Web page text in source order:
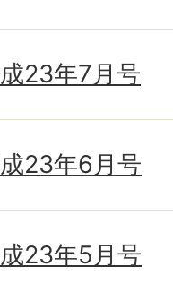
23年7月号
23年6月号
23年5月号